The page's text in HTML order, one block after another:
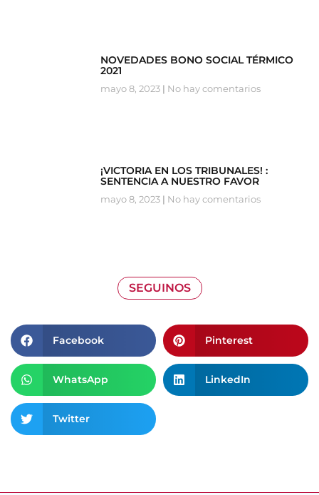
NOVEDADES BONO SOCIAL TÉRMICO
2021
mayo 8, 2023 No hay comentarios
¡VICTORIA EN LOS TRIBUNALES! :
SENTENCIA A NUESTRO FAVOR
mayo 8, 2023 No hay comentarios
SEGUINOS
Facebook Pinterest
WhatsApp LinkedIn
Twitter